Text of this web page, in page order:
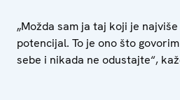
„Možda sam ja taj koji je
potencijal. To je ono što
sebe i nikada ne odustajte“,